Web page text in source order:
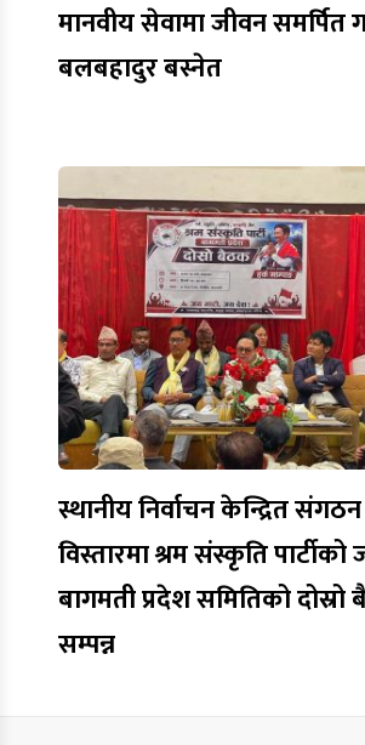
मानवीय सेवामा जीवन समर्पित
बलबहादुर बस्नेत
स्थानीय निर्वाचन केन्द्रित संगठन
विस्तारमा श्रम संस्कृति पार्टीको
बागमती प्रदेश समितिको
सम्पन्न